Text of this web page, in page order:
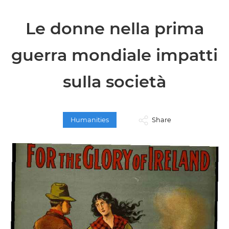
Le donne nella prima
guerra mondiale impatti
sulla società
Humanities Share